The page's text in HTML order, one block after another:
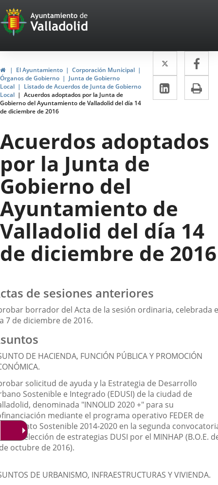
Portal
Web
del
Ayuntamiento
de
Valladolid
HomeEl Ayuntamiento
Corporación Municipal
Órganos de Gobierno
Junta de Gobierno
Local
Listado de Acuerdos de Junta de Gobierno
Local
Acuerdos adoptados por la Junta de
Gobierno del Ayuntamiento de Valladolid del día 14
de diciembre de 2016
Twitter
Enlace
a
una
a
Linkedin
Enlace
a
externa.
Acuerdos adoptados
por la Junta de
Gobierno del
Ayuntamiento de
Valladolid del día 14
de diciembre de 2016
de sesiones anteriores
borrador del Acta de la sesión ordinaria, celebrada
7 de diciembre de 2016.
DE HACIENDA, FUNCIÓN PÚBLICA Y PROMOCIÓN
solicitud de ayuda y la Estrategia de Desarrollo
Sostenible e Integrado (EDUSI) de la ciudad de
denominada "INNOLID 2020 +" para su
mediante el programa operativo FEDER de
Sostenible 2014-2020 en la segunda
la selección de estrategias DUSI por el MINHAP (B.O.E.
octubre de 2016).
DE URBANISMO, INFRAESTRUCTURAS Y VIVIENDA.